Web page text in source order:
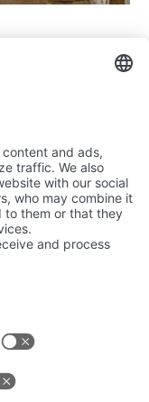
Culture and Sports
HISTÓRICO –
| 979 125 000 –